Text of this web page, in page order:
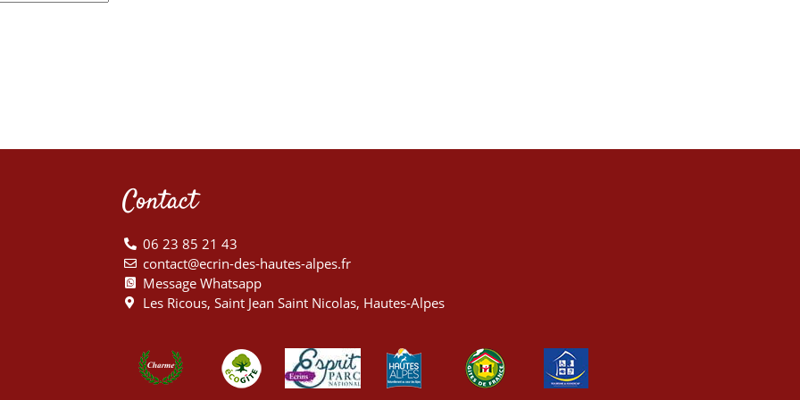
Contact
06 23 85 21 43
contact@ecrin-des-hautes-alpes.fr
Message Whatsapp
Les Ricous, Saint Jean Saint Nicolas, Hautes-Alpes